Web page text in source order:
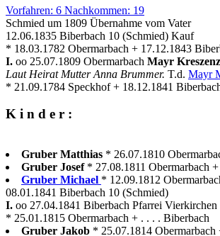
Vorfahren: 6 Nachkommen: 19
Schmied um 1809 Übernahme vom Vater
12.06.1835 Biberbach 10 (Schmied) Kauf
* 18.03.1782 Obermarbach + 17.12.1843
I. oo 25.07.1809 Obermarbach Mayr Kreszenz
Laut Heirat Mutter Anna Brummer. T.d. Mayr
* 21.09.1784 Speckhof + 18.12.1841
K i n d e r :
Gruber Matthias * 26.07.1810
Gruber Josef * 27.08.1811 Obermarbach
Gruber Michael * 12.09.1812
08.01.1841 Biberbach 10 (Schmied)
I. oo 27.04.1841 Biberbach Pfarrei Vierkirchen
* 25.01.1815 Obermarbach + . . . . Biberbach
Gruber Jakob * 25.07.1814 Obermarbach